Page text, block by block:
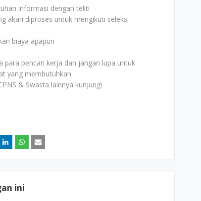
informasi dengan teliti
akan diproses untuk mengikuti seleksi
biaya apapun
pencari kerja dan jangan lupa untuk
yang membutuhkan.
& Swasta lainnya kunjungi
ini